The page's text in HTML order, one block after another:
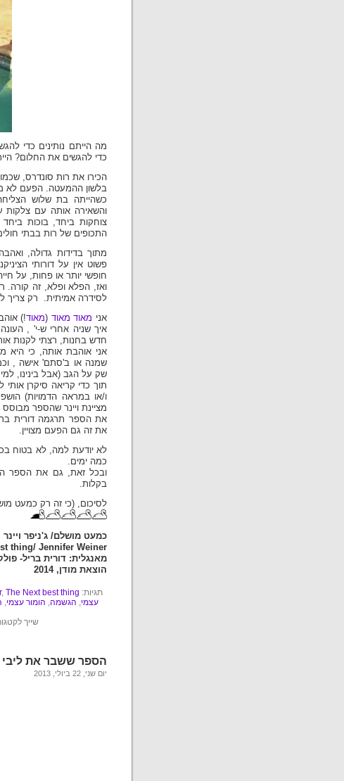
מה הייתם נותינים כדי
כדי להגשים את החלום?
הכירו את רות סונדרס, שכמו
בלשון ההמעטה. הפעם לא
כשהייתה בת שלוש
והשאירה אותה עם צלקות
צוחקות ביחד, בוכות
התכופים של רות בבתי
מתוך בדידות גדולה,
פשוט אין על דורותי
חופשי יותר או פחות, על
ואז, הפלא ופלא, זה קורה.
לסידרה אמיתית. רק צריך
אני מאוד מאוד (מאוד!)
איך שניה אחרי ש-י' ,
חדש בחנות, רצתי לקנות
אני אוהבת אותה, כי
שמנה או ב'סתם' אישה ,
שק על הגב (אבל בינינו,
תוך כדי קריאה סיקרן
ו/או במראה הדמויות)
מציינת ויינר שהספר
את הספר תרגמה דורית
את זה גם הפעם מצויין.
לא יודעת למה, לא בטוח
כמה ימים.
ובכל זאת, גם את הספר
בקלות.
לסיכום, (כי זה רק כמעט
כמעט מושלם/ ג'ניפר ויינר
thing/ Jennifer Weiner
מאנגלית: דורית בריל-
הוצאת מודן, 2014
תגיות: , The Next best thing
עצמי, הגשמה, הומור עצמי,
שייך
הספר ששבר את ליבי
יום שני, 22 ביולי, 2013